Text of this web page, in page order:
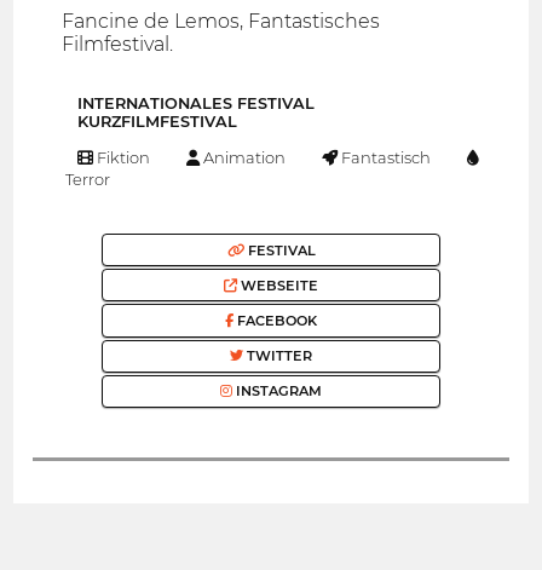
Fancine de Lemos, Fantastisches
Filmfestival.
INTERNATIONALES FESTIVAL
KURZFILMFESTIVAL
Fiktion Animation
Fantastisch
Terror
FESTIVAL
WEBSEITE
FACEBOOK
TWITTER
INSTAGRAM